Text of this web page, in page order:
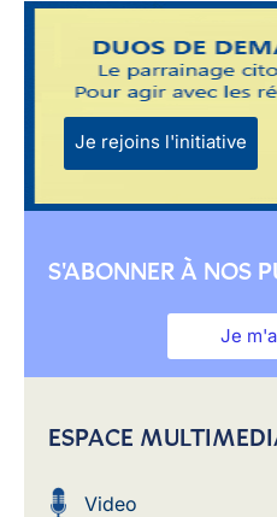
Je rejoins l'initiative
S'ABONNER À NOS
Je
ESPACE
Video